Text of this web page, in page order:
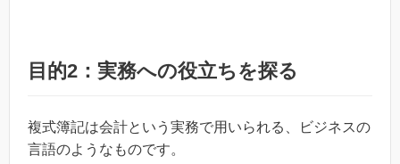
目的2：実務への役立ちを探る
複式簿記は会計という実務で用いられる、ビジネスの
言語のようなものです。